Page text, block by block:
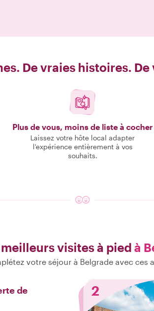
De vraies histoires.
Plus de vous, moins de liste à cocher
Laissez votre hôte local adapter
l'expérience entièrement à vos
souhaits.
meilleurs visites à pied à
votre séjour à Belgrade avec ces
de
2